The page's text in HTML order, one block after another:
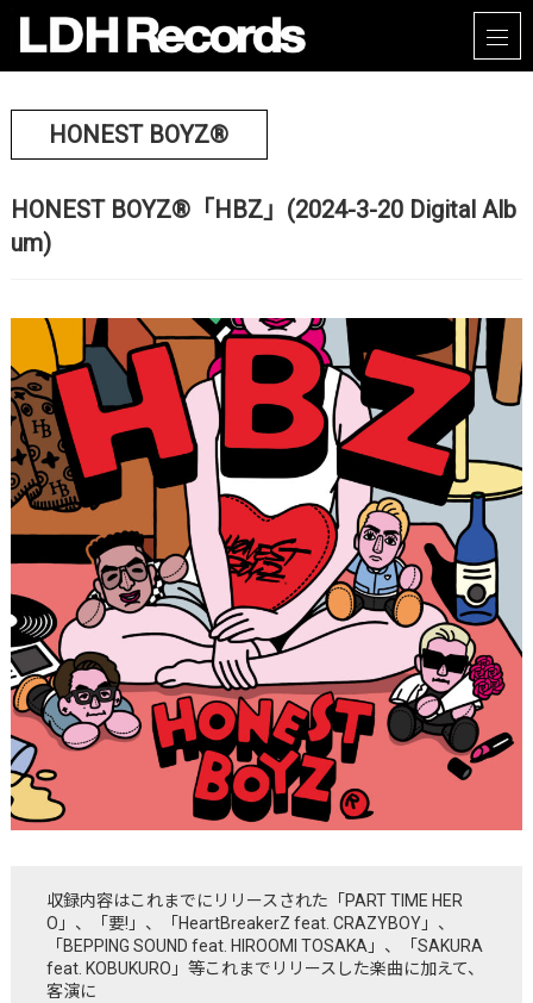
HONEST BOYZ®
HONEST BOYZ®「HBZ」(2024-3-20 Digital Alb
um)
収録内容はこれまでにリリースされた「PART TIME HER
O」、「要!」、「HeartBreakerZ feat. CRAZYBOY」、
「BEPPING SOUND feat. HIROOMI TOSAKA」、「SAKURA
feat. KOBUKURO」等これまでリリースした楽曲に加えて、
客演に